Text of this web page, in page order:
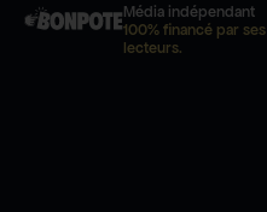
Média indépendant
100% financé par ses
lecteurs.